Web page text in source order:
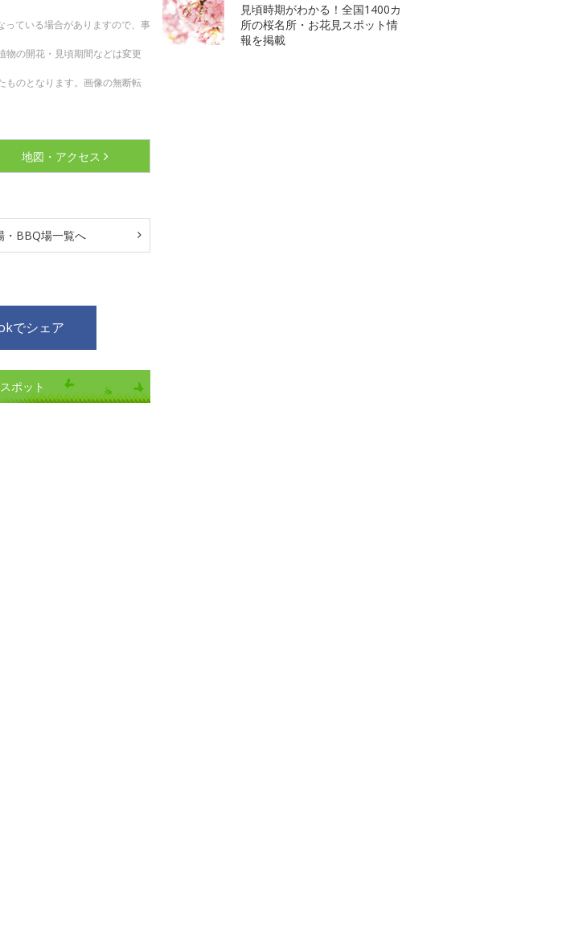
ている場合がありますので、事
の開花・見頃期間などは変更
ものとなります。画像の無断転
地図・アクセス
・BBQ場一覧へ
でシェア
ポット
見頃時期がわかる！全国1400カ
所の桜名所・お花見スポット情
報を掲載